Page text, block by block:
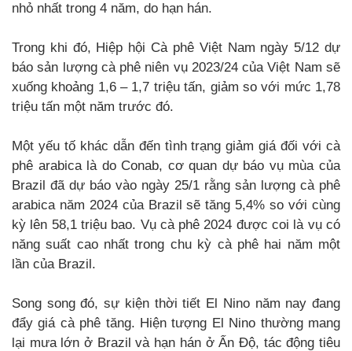
nhỏ nhất trong 4 năm, do hạn hán.
Trong khi đó, Hiệp hội Cà phê Việt Nam ngày 5/12 dự
báo sản lượng cà phê niên vụ 2023/24 của Việt Nam sẽ
xuống khoảng 1,6 – 1,7 triệu tấn, giảm so với mức 1,78
triệu tấn một năm trước đó.
Một yếu tố khác dẫn đến tình trạng giảm giá đối với cà
phê arabica là do Conab, cơ quan dự báo vụ mùa của
Brazil đã dự báo vào ngày 25/1 rằng sản lượng cà phê
arabica năm 2024 của Brazil sẽ tăng 5,4% so với cùng
kỳ lên 58,1 triệu bao. Vụ cà phê 2024 được coi là vụ có
năng suất cao nhất trong chu kỳ cà phê hai năm một
lần của Brazil.
Song song đó, sự kiện thời tiết El Nino năm nay đang
đẩy giá cà phê tăng. Hiện tượng El Nino thường mang
lại mưa lớn ở Brazil và hạn hán ở Ấn Độ, tác động tiêu